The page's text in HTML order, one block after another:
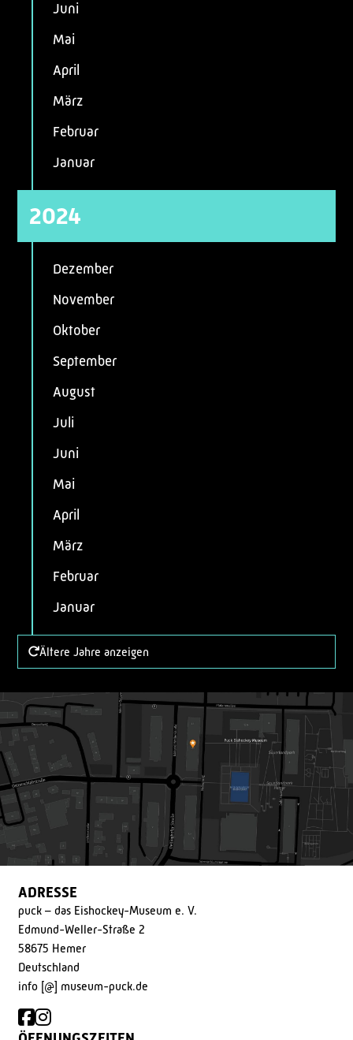
Juni
Mai
April
März
Februar
Januar
2024
Dezember
November
Oktober
September
August
Juli
Juni
Mai
April
März
Februar
Januar
Ältere Jahre anzeigen
ADRESSE
puck – das Eishockey-Museum e. V.
Edmund-Weller-Straße 2
58675 Hemer
Deutschland
info [@] museum-puck.de